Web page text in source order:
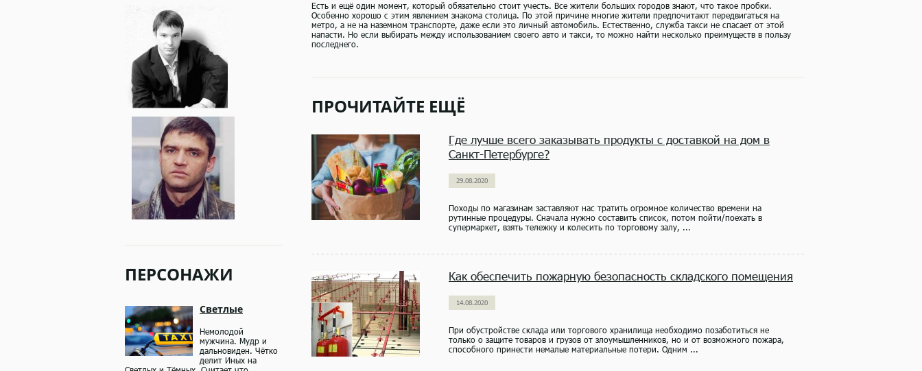
ПЕРСОНАЖИ
Светлые
Немолодой
мужчина. Мудр и
дальновиден. Чётко
делит Иных на
Есть и ещё один момент, который обязательно стоит учесть. Все жители больших городов знают, что такое пробки.
Особенно хорошо с этим явлением знакома столица. По этой причине многие жители предпочитают передвигаться на
метро, а не на наземном транспорте, даже если это личный автомобиль. Естественно, служба такси не спасает от этой
напасти. Но если выбирать между использованием своего авто и такси, то можно найти несколько преимуществ в пользу
последнего.
ПРОЧИТАЙТЕ ЕЩЁ
Где лучше всего заказывать продукты с доставкой на дом в
Санкт-Петербурге?
29.08.2020
Походы по магазинам заставляют нас тратить огромное количество времени на
рутинные процедуры. Сначала нужно составить список, потом пойти/поехать в
супермаркет, взять тележку и колесить по торговому залу, ...
Как обеспечить пожарную безопасность складского помещения
14.08.2020
При обустройстве склада или торгового хранилища необходимо позаботиться не
только о защите товаров и грузов от злоумышленников, но и от возможного пожара,
способного принести немалые материальные потери. Одним ...